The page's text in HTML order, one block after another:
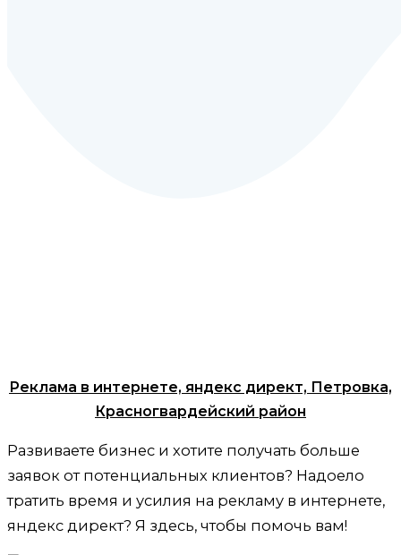
Реклама в интернете, яндекс директ, Петровка,
Красногвардейский район
Развиваете бизнес и хотите получать больше
заявок от потенциальных клиентов? Надоело
тратить время и усилия на рекламу в интернете,
яндекс директ? Я здесь, чтобы помочь вам!